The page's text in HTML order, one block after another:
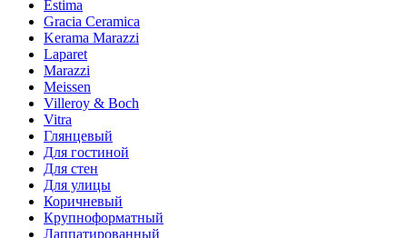
Estima
Gracia Ceramica
Kerama Marazzi
Laparet
Marazzi
Meissen
Villeroy & Boch
Vitra
Глянцевый
Для гостиной
Для стен
Для улицы
Коричневый
Крупноформатный
Лаппатированный